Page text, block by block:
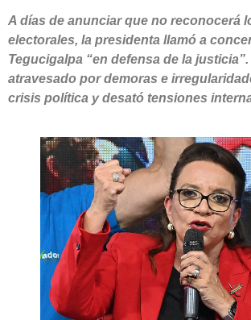
A días de anunciar que no reconocerá
electorales, la presidenta llamó a
Tegucigalpa “en defensa de la
atravesado por demoras e
crisis política y desató tensiones